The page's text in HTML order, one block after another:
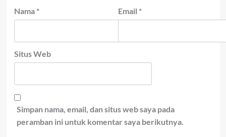
Nama * Email *
Situs Web
Simpan nama, email, dan situs web saya pada
peramban ini untuk komentar saya berikutnya.